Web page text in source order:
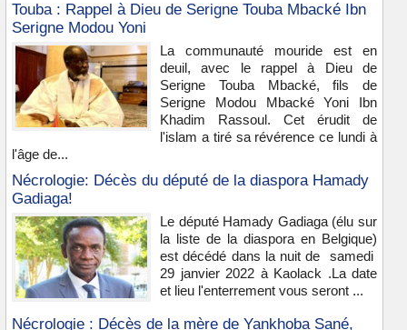
Touba : Rappel à Dieu de Serigne Touba Mbacké Ibn
Serigne Modou Yoni
La communauté mouride est en
deuil, avec le rappel à Dieu de
Serigne Touba Mbacké, fils de
Serigne Modou Mbacké Yoni Ibn
Khadim Rassoul. Cet érudit de
l'islam a tiré sa révérence ce lundi à
l'âge de...
Nécrologie: Décès du député de la diaspora Hamady
Gadiaga!
Le député Hamady Gadiaga (élu sur
la liste de la diaspora en Belgique)
est décédé dans la nuit de samedi
29 janvier 2022 à Kaolack .La date
et lieu l'enterrement vous seront ...
Nécrologie : Décès de la mère de Yankhoba Sané,